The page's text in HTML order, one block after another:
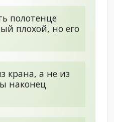
полотенце
плохой, но его
крана, а не из
наконец